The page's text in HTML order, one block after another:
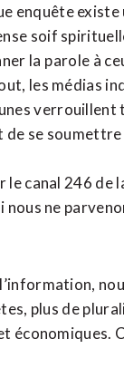
enquête
soif
la parole à
les médias
verrouillent
se
canal 246 de
ne
plus de